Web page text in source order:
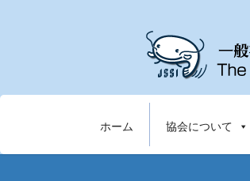
ホーム 協会について